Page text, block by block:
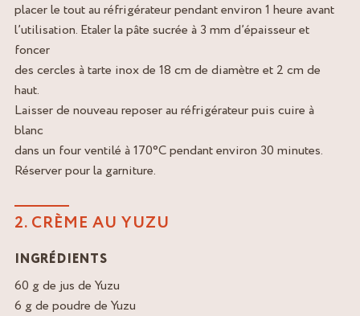
placer le tout au réfrigérateur pendant environ 1 heure avant
l’utilisation. Etaler la pâte sucrée à 3 mm d’épaisseur et
foncer
des cercles à tarte inox de 18 cm de diamètre et 2 cm de
haut.
Laisser de nouveau reposer au réfrigérateur puis cuire à
blanc
dans un four ventilé à 170°C pendant environ 30 minutes.
Réserver pour la garniture.
2. CRÈME AU YUZU
INGRÉDIENTS
60 g de jus de Yuzu
6 g de poudre de Yuzu